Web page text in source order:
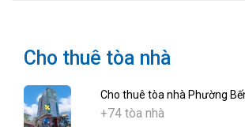
Cho thuê tòa nhà
Cho thuê tòa nhà Phường
+74 tòa nhà